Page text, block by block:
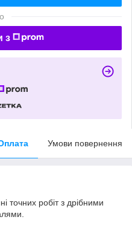
з
Умови повернення
точних робіт з дрібними